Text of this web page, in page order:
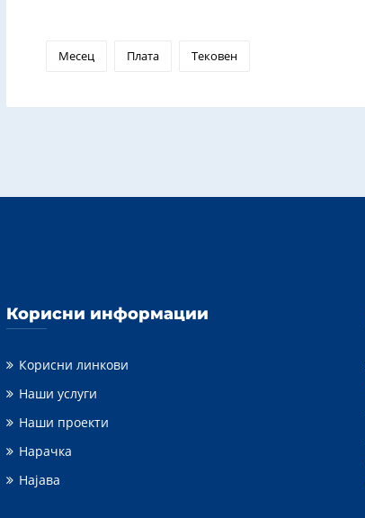
Месец Плата Тековен
Корисни информации
Корисни линкови
Наши услуги
Наши проекти
Нарачка
Најава